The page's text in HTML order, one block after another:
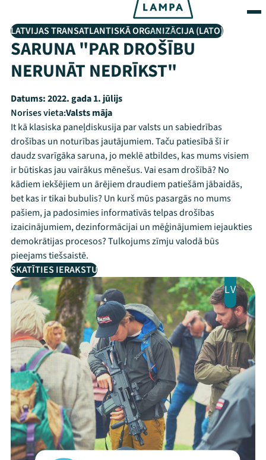
LATVIJAS TRANSATLANTISKĀ ORGANIZĀCIJA (LATO)
SARUNA "PAR DROŠĪBU
NERUNĀT NEDRĪKST"
Datums:2022. gada 1. jūlijs
Norises vieta:Valsts māja
It kā klasiska paneļdiskusija par valsts un sabiedrības
drošības un noturības jautājumiem. Taču patiesībā šī ir
daudz svarīgāka saruna, jo meklē atbildes, kas mums visiem
ir būtiskas jau vairākus mēnešus. Vai esam drošībā? No
kādiem iekšējiem un ārējiem draudiem patiešām jābaidās,
bet kas ir tikai bubulis? Un kurš mūs pasargās no mums
pašiem, ja padosimies informatīvās telpas drošības
izaicinājumiem, dezinformācijai un mēģinājumiem iejaukties
demokrātijas procesos? Tulkojums zīmju valodā būs
pieejams tiešsaistē.
SKATĪTIES IERAKSTU
LV